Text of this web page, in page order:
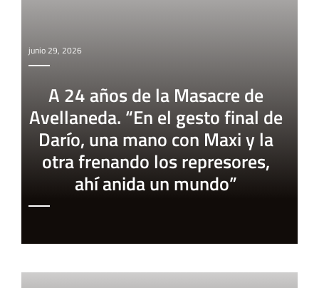
junio 29, 2026
A 24 años de la Masacre de
Avellaneda. “En el gesto final de
Darío, una mano con Maxi y la
otra frenando los represores,
ahí anida un mundo”